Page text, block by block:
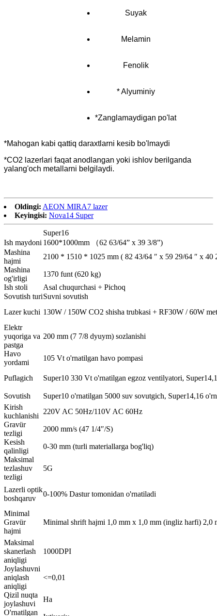
Suyak
Melamin
Fenolik
* Alyuminiy
*Zanglamaydigan po'lat
*Mahogan kabi qattiq daraxtlarni kesib bo'lmaydi
*CO2 lazerlari faqat anodlangan yoki ishlov berilganda
yalang'och metallarni belgilaydi.
Oldingi: AEON MIRA7 lazer
Keyingisi: Nova14 Super
Super16
Ish maydoni 1600*1000mm （62 63/64” x 39 3/8”)
Mashina
hajmi
2100 * 1510 * 1025 mm ( 82 43/64 ″ x 59 29/64 ″ x 40
Mashina
og'irligi
1370 funt (620 kg)
Ish stoli
Asal chuqurchasi + Pichoq
Sovutish turiSuvni sovutish
Lazer kuchi 130W / 150W CO2 shisha trubkasi + RF30W / 60W
Elektr
yuqoriga va
pastga
200 mm (7 7/8 dyuym) sozlanishi
Havo
yordami
105 Vt o'rnatilgan havo pompasi
Puflagich Super10 330 Vt o'rnatilgan egzoz ventilyatori,
Sovutish
Super10 o'rnatilgan 5000 suv sovutgich, Super14,16
Kirish
kuchlanishi
220V AC 50Hz/110V AC 60Hz
Gravür
tezligi
2000 mm/s (47 1/4″/S)
Kesish
qalinligi
0-30 mm (turli materiallarga bog'liq)
Maksimal
tezlashuv
tezligi
5G
Lazerli optik
boshqaruv
0-100% Dastur tomonidan o'rnatiladi
Minimal
Gravür
hajmi
Minimal shrift hajmi 1,0 mm x 1,0 mm (ingliz harfi) 2,0
Maksimal
skanerlash
aniqligi
1000DPI
Joylashuvni
aniqlash
aniqligi
<=0,01
Qizil nuqta
joylashuvi
Ha
O'rnatilgan